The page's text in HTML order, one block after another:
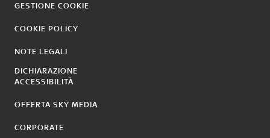
GESTIONE COOKIE
COOKIE POLICY
NOTE LEGALI
DICHIARAZIONE
ACCESSIBILITÀ
OFFERTA SKY MEDIA
CORPORATE